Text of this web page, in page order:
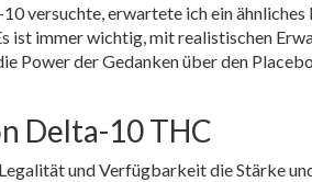
versuchte, erwartete ich ein
ist immer wichtig, mit realistischen
Power der Gedanken über den
Delta-10 THC
und Verfügbarkeit die Stärke